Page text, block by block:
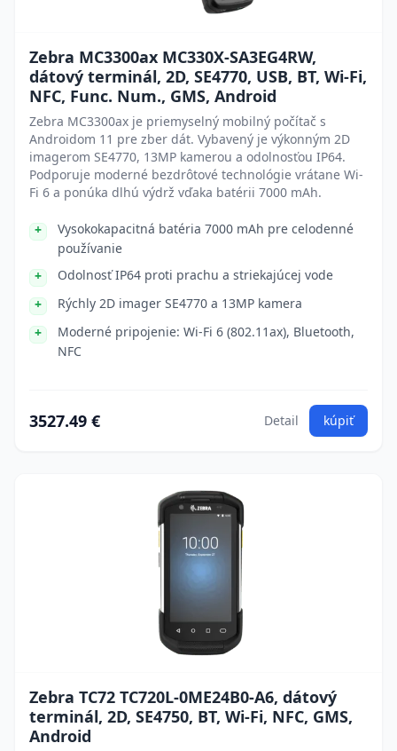
Zebra MC3300ax MC330X-SA3EG4RW,
dátový terminál, 2D, SE4770, USB, BT, Wi-Fi,
NFC, Func. Num., GMS, Android
Zebra MC3300ax je priemyselný mobilný počítač s
Androidom 11 pre zber dát. Vybavený je výkonným 2D
imagerom SE4770, 13MP kamerou a odolnosťou IP64.
Podporuje moderné bezdrôtové technológie vrátane Wi-
Fi 6 a ponúka dlhú výdrž vďaka batérii 7000 mAh.
Vysokokapacitná batéria 7000 mAh pre celodenné
používanie
Odolnosť IP64 proti prachu a striekajúcej vode
Rýchly 2D imager SE4770 a 13MP kamera
Moderné pripojenie: Wi-Fi 6 (802.11ax), Bluetooth,
NFC
3527.49 € Detail kúpiť
Zebra TC72 TC720L-0ME24B0-A6, dátový
terminál, 2D, SE4750, BT, Wi-Fi, NFC, GMS,
Android